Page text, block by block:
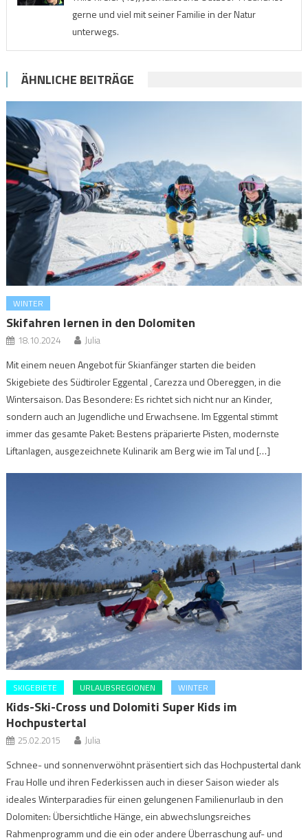
gerne und viel mit seiner Familie in der Natur
unterwegs.
ÄHNLICHE BEITRÄGE
WINTER
Skifahren lernen in den Dolomiten
18.10.2024 Julia
Mit einem neuen Angebot für Skianfänger starten die beiden
Skigebiete des Südtiroler Eggental , Carezza und Obereggen, in die
Wintersaison. Das Besondere: Es richtet sich nicht nur an Kinder,
sondern auch an Jugendliche und Erwachsene. Im Eggental stimmt
immer das gesamte Paket: Bestens präparierte Pisten, modernste
Liftanlagen, ausgezeichnete Kulinarik am Berg wie im Tal und […]
SKIGEBIETE URLAUBSREGIONEN WINTER
Kids-Ski-Cross und Dolomiti Super Kids im
Hochpustertal
25.02.2015 Julia
Schnee- und sonnenverwöhnt präsentiert sich das Hochpustertal dank
Frau Holle und ihren Federkissen auch in dieser Saison wieder als
ideales Winterparadies für einen gelungenen Familienurlaub in den
Dolomiten: Übersichtliche Hänge, ein abwechslungsreiches
Rahmenprogramm und die ein oder andere Überraschung auf- und